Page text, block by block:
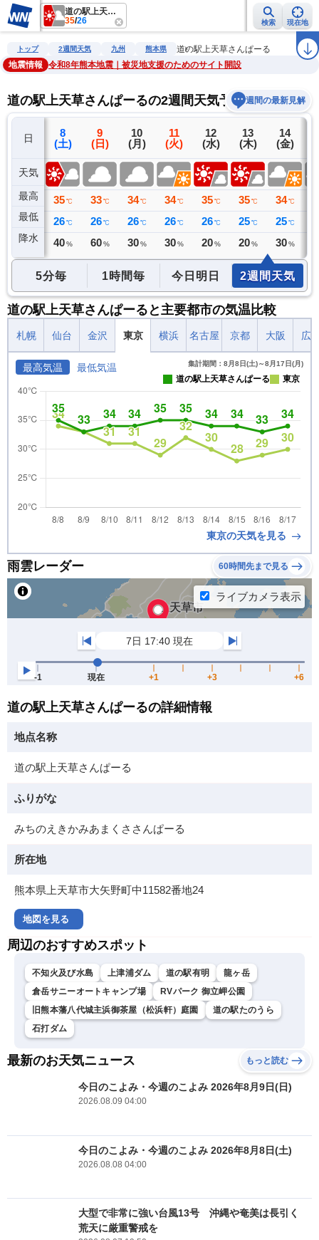
道の駅上天草さんぱーる
35/26 検索 現在地
雨雲レーダー 台風情報 地震情報 警報・注意報 2週間天気 ラ
トップ 2週間天気 九州 熊本県
道の駅上天草さんぱーる
地震情報
令和8年熊本地震｜被災地支援のためのサイト開設
道の駅上天草さんぱーるの2週間天気予報週間の最新見解
日
天気
最高
最低
降水
7
(金)
36 ℃
26 ℃
9 ミリ
8
(土)
35 ℃
26 ℃
40 %
9
(日)
33 ℃
26 ℃
60 %
10
(月)
34 ℃
26 ℃
30 %
11
(火)
34 ℃
26 ℃
30 %
12
(水)
35 ℃
26 ℃
20 %
13
(木)
35 ℃
25 ℃
20 %
14
(金)
34 ℃
25 ℃
30 %
5分毎 1時間毎 今日明日 2週間天気
道の駅上天草さんぱーると主要都市の気温比較
札幌 仙台 金沢 東京 横浜 名古屋 京都 大阪 広
最高気温 最低気温 集計期間：8月8日(土)～8月17日(月)
道の駅上天草さんぱーる 東京
東京の天気を見る
雨雲レーダー 60時間先まで見る
道の駅上天草さんぱーるの詳細情報
地点名称
道の駅上天草さんぱーる
ふりがな
みちのえきかみあまくささんぱーる
所在地
熊本県上天草市大矢野町中11582番地24
地図を見る
周辺のおすすめスポット
不知火及び水島 上津浦ダム 道の駅有明
龍ヶ岳
倉岳サニーオートキャンプ場
RVパーク 御立岬公園
旧熊本藩八代城主浜御茶屋（松浜軒）庭園
道の駅たのうら
石打ダム
最新のお天気ニュース もっと読む
今日のこよみ・今週のこよみ 2026年8月9日(日)
2026.08.09 04:00
今日のこよみ・今週のこよみ 2026年8月8日(土)
2026.08.08 04:00
大型で非常に強い台風13号 沖縄や奄美は長引く
荒天に厳重警戒を